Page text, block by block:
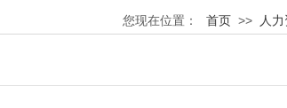
您现在位置： 首页 >> 人